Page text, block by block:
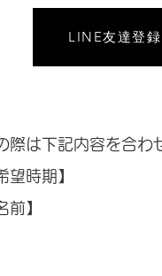
LINE友達登録
際は下記内容を合わ
時期】
】